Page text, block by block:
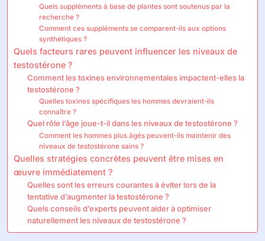
Quels suppléments à base de plantes sont soutenus par la
recherche ?
Comment ces suppléments se comparent-ils aux options
synthétiques ?
Quels facteurs rares peuvent influencer les niveaux de
testostérone ?
Comment les toxines environnementales impactent-elles la
testostérone ?
Quelles toxines spécifiques les hommes devraient-ils
connaître ?
Quel rôle l’âge joue-t-il dans les niveaux de testostérone ?
Comment les hommes plus âgés peuvent-ils maintenir des
niveaux de testostérone sains ?
Quelles stratégies concrètes peuvent être mises en
œuvre immédiatement ?
Quelles sont les erreurs courantes à éviter lors de la
tentative d’augmenter la testostérone ?
Quels conseils d’experts peuvent aider à optimiser
naturellement les niveaux de testostérone ?